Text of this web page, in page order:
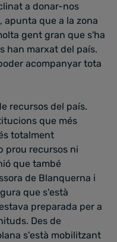
a donar-nos
apunta que a la zona
gent gran que s'ha
han marxat del país.
acompanyar tota
recursos del país.
que més
totalment
prou recursos ni
que també
de Blanquerna i
que s'està
preparada per a
Des de
s'està mobilitzant